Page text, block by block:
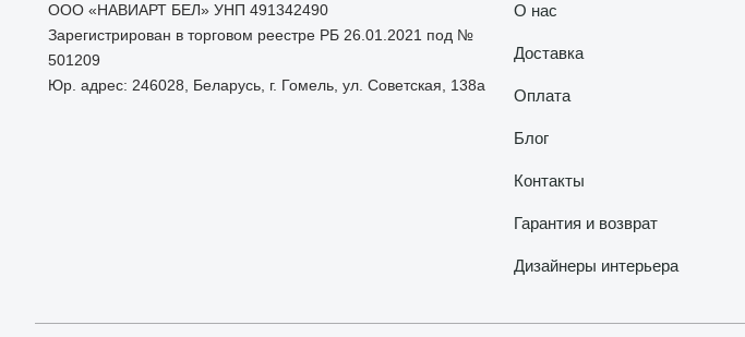
ООО «НАВИАРТ БЕЛ» УНП 491342490
Зарегистрирован в торговом реестре РБ 26.01.2021 под №
501209
Юр. адрес: 246028, Беларусь, г. Гомель, ул. Советская, 138а
О нас
Доставка
Оплата
Блог
Контакты
Гарантия и возврат
Дизайнеры интерьера